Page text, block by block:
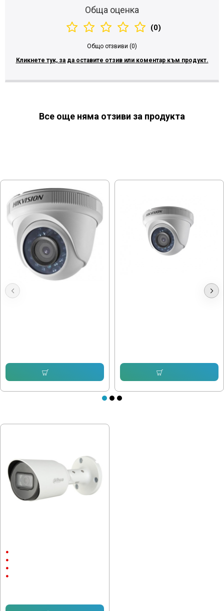
Обща оценка
(0)
Общо отзвиви (0)
Кликнете тук, за да оставите отзив или коментар към продукт.
Все още няма отзиви за продукта
Камера Hikvision DS-2CE56D0T-
IRPF
1mpx, 3.6mm, Вътрешна Hikvision